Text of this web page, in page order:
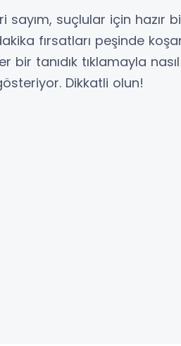
sayım, suçlular için hazır
fırsatları peşinde
tanıdık tıklamayla nasıl
Dikkatli olun!